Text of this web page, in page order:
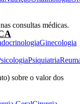
consultas médicas.
Ginecologia
Psiquiatria
sobre o valor dos